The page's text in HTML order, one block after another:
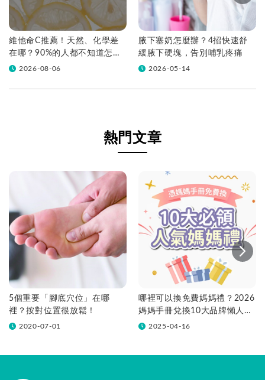
維他命C推薦！天然、化學差
在哪？90%的人都不知道怎麼
挑！帶你一次看
2026-08-06
腋下塞奶怎麼辦？4招快速舒
緩腋下硬塊，告別哺乳疼痛
2026-05-14
熱門文章
5個重要「腳底穴位」在哪
裡？按對位置很放鬆！
2020-07-01
哪裡可以換免費媽媽禮？2026
媽媽手冊兌換10大品牌懶人包
一次看！
2025-04-16